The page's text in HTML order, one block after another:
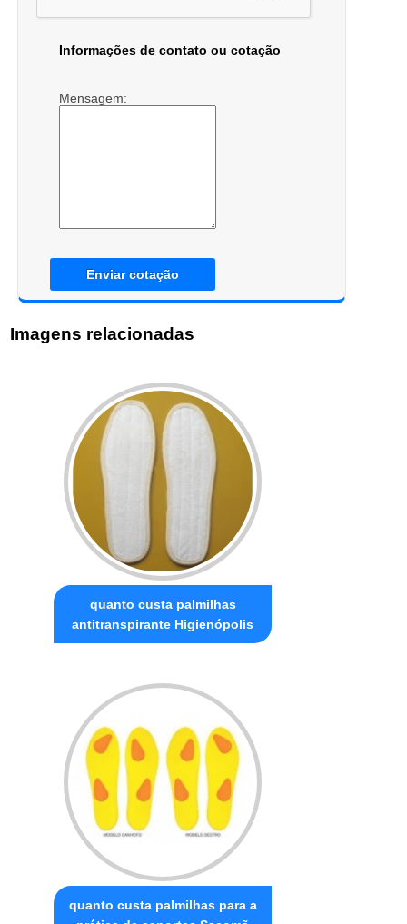
Informações de contato ou cotação
Mensagem:
Enviar cotação
Imagens relacionadas
quanto custa palmilhas
antitranspirante Higienópolis
quanto custa palmilhas para a